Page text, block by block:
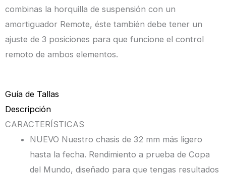
combinas la horquilla de suspensión con un
amortiguador Remote, éste también debe tener un
ajuste de 3 posiciones para que funcione el control
remoto de ambos elementos.
Guía de Tallas
Descripción
CARACTERÍSTICAS
NUEVO Nuestro chasis de 32 mm más ligero
hasta la fecha. Rendimiento a prueba de Copa
del Mundo, diseñado para que tengas resultados